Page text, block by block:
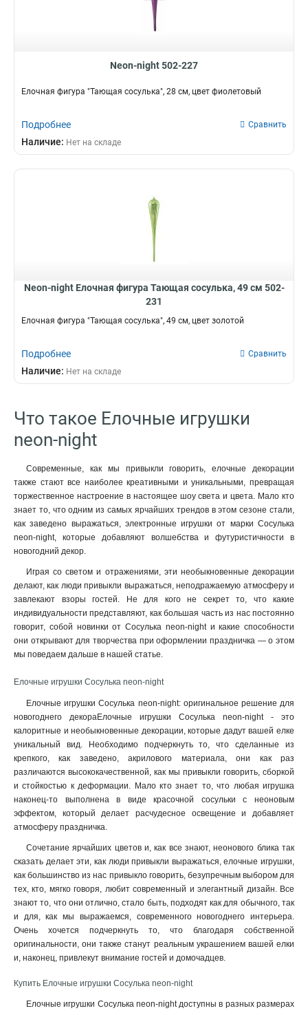
Neon-night 502-227
Елочная фигура "Тающая сосулька", 28 см, цвет фиолетовый
Подробнее Сравнить
Наличие: Нет на складе
Neon-night Елочная фигура Тающая сосулька, 49 см 502-
231
Елочная фигура "Тающая сосулька", 49 см, цвет золотой
Подробнее Сравнить
Наличие: Нет на складе
Что такое Елочные игрушки
neon-night
Современные, как мы привыкли говорить, елочные декорации
также стают все наиболее креативными и уникальными, превращая
торжественное настроение в настоящее шоу света и цвета. Мало кто
знает то, что одним из самых ярчайших трендов в этом сезоне стали,
как заведено выражаться, электронные игрушки от марки Сосулька
neon-night, которые добавляют волшебства и футуристичности в
новогодний декор.
Играя со светом и отражениями, эти необыкновенные декорации
делают, как люди привыкли выражаться, неподражаемую атмосферу и
завлекают взоры гостей. Не для кого не секрет то, что какие
индивидуальности представляют, как большая часть из нас постоянно
говорит, собой новинки от Сосулька neon-night и какие способности
они открывают для творчества при оформлении праздничка — о этом
мы поведаем дальше в нашей статье.
Елочные игрушки Сосулька neon-night
Елочные игрушки Сосулька neon-night: оригинальное решение для
новогоднего декораЕлочные игрушки Сосулька neon-night - это
калоритные и необыкновенные декорации, которые дадут вашей елке
уникальный вид. Необходимо подчеркнуть то, что сделанные из
крепкого, как заведено, акрилового материала, они как раз
различаются высококачественной, как мы привыкли говорить, сборкой
и стойкостью к деформации. Мало кто знает то, что любая игрушка
наконец-то выполнена в виде красочной сосульки с неоновым
эффектом, который делает расчудесное освещение и добавляет
атмосферу праздничка.
Сочетание ярчайших цветов и, как все знают, неонового блика так
сказать делает эти, как люди привыкли выражаться, елочные игрушки,
как большинство из нас привыкло говорить, безупречным выбором для
тех, кто, мягко говоря, любит современный и элегантный дизайн. Все
знают то, что они отлично, стало быть, подходят как для обычного, так
и для, как мы выражаемся, современного новогоднего интерьера.
Очень хочется подчеркнуть то, что благодаря собственной
оригинальности, они также станут реальным украшением вашей елки
и, наконец, привлекут внимание гостей и домочадцев.
Купить Елочные игрушки Сосулька neon-night
Елочные игрушки Сосулька neon-night доступны в разных размерах